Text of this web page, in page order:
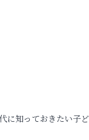
に知っておきたい子